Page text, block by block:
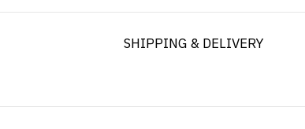
SHIPPING & DELIVERY